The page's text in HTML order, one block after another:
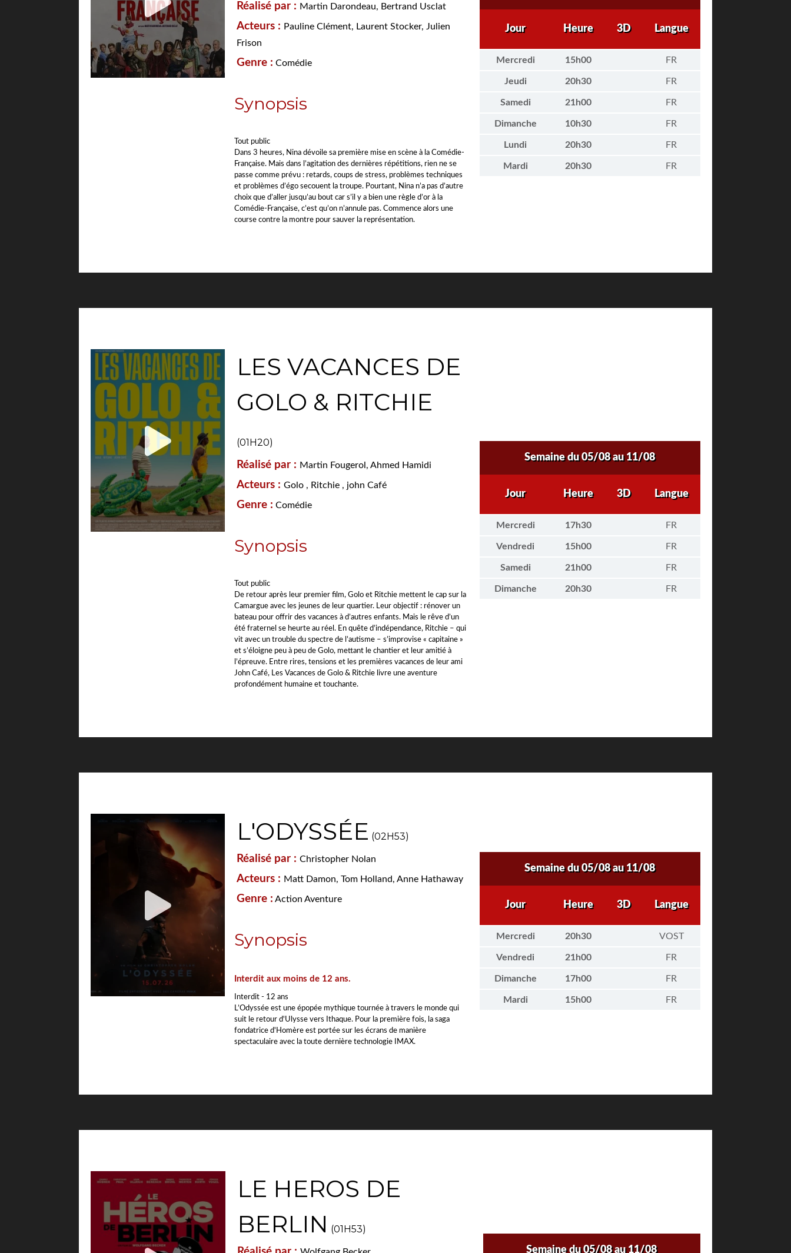
Réalisé par : Martin Darondeau, Bertrand Usclat
Acteurs : Pauline Clément, Laurent Stocker, Julien
Frison
Genre : Comédie
Synopsis
Tout public
Dans 3 heures, Nina dévoile sa première mise en scène à la Comédie-
Française. Mais dans l’agitation des dernières répétitions, rien ne se
passe comme prévu : retards, coups de stress, problèmes techniques
et problèmes d’égo secouent la troupe. Pourtant, Nina n’a pas d’autre
choix que d’aller jusqu’au bout car s’il y a bien une règle d’or à la
Comédie-Française, c’est qu’on n’annule pas. Commence alors une
course contre la montre pour sauver la représentation.
Jour Heure 3D Langue
Mercredi 15h00 FR
Jeudi 20h30 FR
Samedi 21h00 FR
Dimanche 10h30 FR
Lundi 20h30 FR
Mardi 20h30 FR
LES VACANCES DE
GOLO & RITCHIE
(01H20)
Réalisé par : Martin Fougerol, Ahmed Hamidi
Acteurs :Golo , Ritchie , john Café
Genre : Comédie
Synopsis
Tout public
De retour après leur premier film, Golo et Ritchie mettent le cap sur la
Camargue avec les jeunes de leur quartier. Leur objectif : rénover un
bateau pour offrir des vacances à d’autres enfants. Mais le rêve d’un
été fraternel se heurte au réel. En quête d’indépendance, Ritchie – qui
vit avec un trouble du spectre de l’autisme – s’improvise « capitaine »
et s’éloigne peu à peu de Golo, mettant le chantier et leur amitié à
l’épreuve. Entre rires, tensions et les premières vacances de leur ami
John Café, Les Vacances de Golo & Ritchie livre une aventure
profondément humaine et touchante.
Semaine du 05/08 au 11/08
Jour Heure 3D Langue
Mercredi 17h30 FR
Vendredi 15h00 FR
Samedi 21h00 FR
Dimanche 20h30 FR
L'ODYSSÉE (02H53)
Réalisé par :Christopher Nolan
Acteurs : Matt Damon, Tom Holland, Anne Hathaway
Genre : Action Aventure
Synopsis
Interdit aux moins de 12 ans.
Interdit - 12 ans
L’Odyssée est une épopée mythique tournée à travers le monde qui
suit le retour d'Ulysse vers Ithaque. Pour la première fois, la saga
fondatrice d'Homère est portée sur les écrans de manière
spectaculaire avec la toute dernière technologie IMAX.
Semaine du 05/08 au 11/08
Jour Heure 3D Langue
Mercredi 20h30 VOST
Vendredi 21h00 FR
Dimanche 17h00 FR
Mardi 15h00 FR
LE HEROS DE
BERLIN (01H53)
Semaine du 05/08 au 11/08